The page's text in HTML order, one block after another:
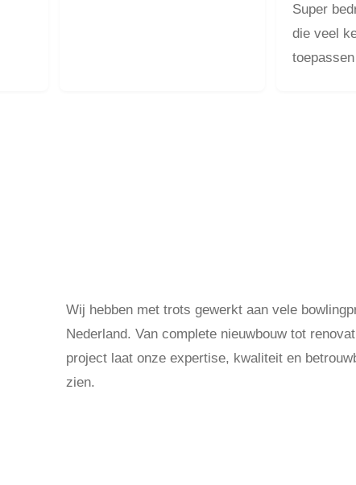
Super
die veel
toepassen
Wij hebben met trots gewerkt aan vele
Nederland. Van complete nieuwbouw tot
project laat onze expertise, kwaliteit en
zien.